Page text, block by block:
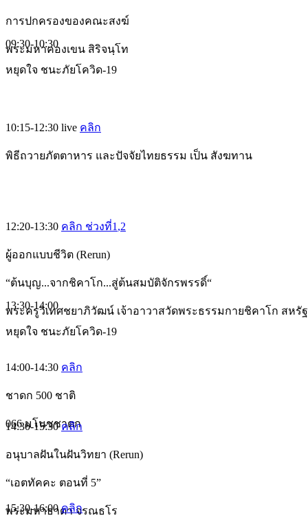
การปกครองของคณะสงฆ์
พระมหาคองเขน สิริจนฺโท
09:30-10:30
หยุดใจ ชนะภัยโควิด-19
10:15-12:30 live คลิก
พิธีถวายภัตตาหาร และปัจจัยไทยธรรม เป็น สังฆทาน
12:20-13:30 คลิก ช่วงที่1 ,2
ผู้ออกแบบชีวิต (Rerun)
“ต้นบุญ...จากชิคาโก...สู่ต้นสมบัติจักรพรรดิ์“
พระครูวิเทศชยาภิวัฒน์ เจ้าอาวาสวัดพระธรรมกายชิคาโก สหรั
13:30-14:00
หยุดใจ ชนะภัยโควิด-19
14:00-14:30 คลิก
ชาดก 500 ชาติ
066 มโนชชาดก
14:30-15:30คลิก
อนุบาลฝันในฝันวิทยา (Rerun)
“เอตทัคคะ ตอนที่ 5”
พระมหาธาดา จรณธโร
15:30-16:00คลิก